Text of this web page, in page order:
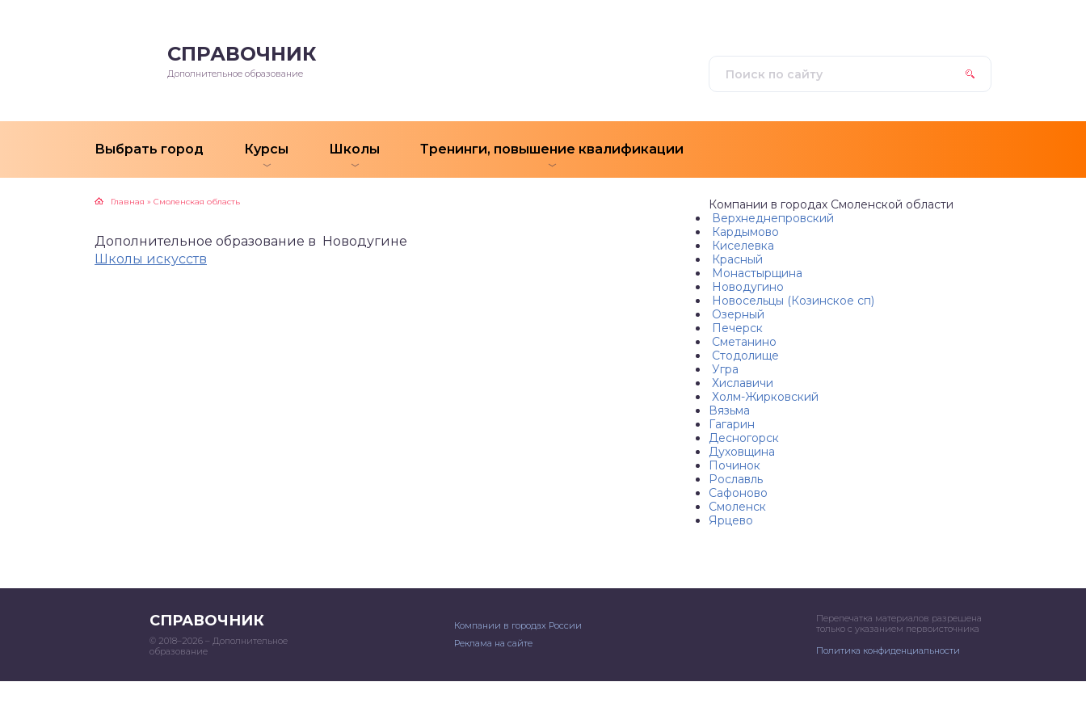
СПРАВОЧНИК
Дополнительное образование
Выбрать город Курсы Школы Тренинги, повышение квалификации
Главная » Смоленская область
Дополнительное образование в Новодугине
Школы искусств
Компании в городах Смоленской области
Верхнеднепровский
Кардымово
Киселевка
Красный
Монастырщина
Новодугино
Новосельцы (Козинское сп)
Озерный
Печерск
Сметанино
Стодолище
Угра
Хиславичи
Холм-Жирковский
Вязьма
Гагарин
Десногорск
Духовщина
Починок
Рославль
Сафоново
Смоленск
Ярцево
СПРАВОЧНИК
© 2018–2026 – Дополнительное
образование
Компании в городах России
Реклама на сайте
Перепечатка материалов разрешена
только с указанием первоисточника
Политика конфиденциальности